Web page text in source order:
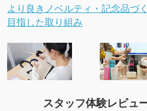
より良きノベルティ・記念品づ
目指した取り組み
スタッフ体験レビュ